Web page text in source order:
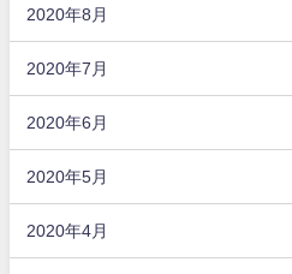
2020年8月
2020年7月
2020年6月
2020年5月
2020年4月